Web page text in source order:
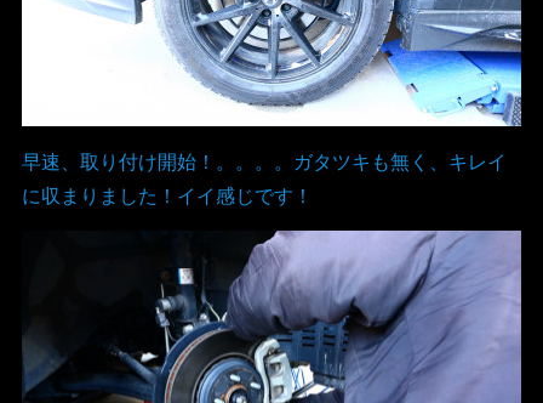
早速、取り付け開始！。。。。ガタツキも無く、キレイ
に収まりました！イイ感じです！